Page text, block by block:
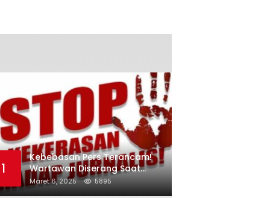
1
Kebebasan Pers Terancam!
Wartawan Diserang Saat
Investigasi Jaringan Obat
Terlarang
Maret 6, 2025 5895